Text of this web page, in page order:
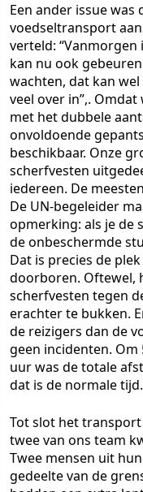
Een ander issue was
voedseltransport
verteld:
kan nu ook
wachten, dat kan
veel over in”,.
met het dubbele
onvoldoende
beschikbaar. Onze
scherfvesten
iedereen. De
De UN-begeleider
opmerking: als je de
de onbeschermde
Dat is precies de
doorboren. Oftewel,
scherfvesten tegen
erachter te bukken.
de reizigers dan de
geen incidenten.
uur was de totale
dat is de normale tijd.
Tot slot het
twee van ons team
Twee mensen uit
gedeelte van de